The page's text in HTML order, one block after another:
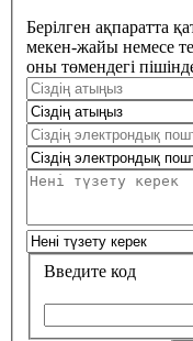
Берілген ақпаратта
мекен-жайы немесе
оны төмендегі
Введите код